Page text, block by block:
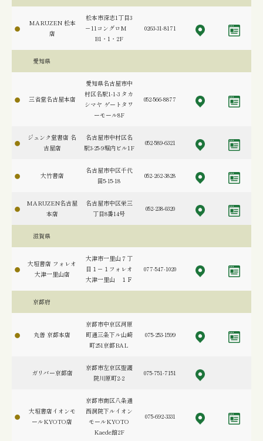
MARUZEN 松本
店
松本市深志1丁目3
－11コングロM
B1・1・2F
0263-31-8171
愛知県
三省堂名古屋本店
愛知県名古屋市中
村区名駅1-1-3 タカ
シマヤ ゲートタワ
ーモール8F
052-566-8877
ジュンク堂書店 名
古屋店
名古屋市中村区名
駅3-25-9堀内ビル1F
052-589-6321
大竹書店
名古屋市中区千代
田5-15-18
052-262-3828
MARUZEN名古屋
本店
名古屋市中区栄三
丁目8番14号
052-238-0320
滋賀県
大垣書店 フォレオ
大津一里山店
大津市一里山７丁
目１－１フォレオ
大津一里山 １Ｆ
077-547-1020
京都府
丸善 京都本店
京都市中京区河原
町通三条下ル山崎
町251京都BAL
075-253-1599
ガリバー京都店
京都市左京区聖護
院川原町2-2
075-751-7151
大垣書店イオンモ
ールKYOTO店
京都市南区八条通
西洞院下ルイオン
モールKYOTO
Kaede館2F
075-692-3331